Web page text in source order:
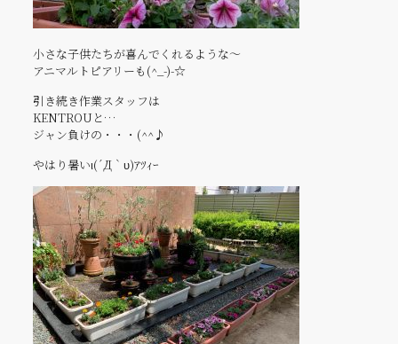
小さな子供たちが喜んでくれるような～
アニマルトピアリーも(^_-)-☆
引き続き作業スタッフは
KENTROUと…
ジャン負けの・・・(^^♪
やはり暑いι(´Д｀υ)ｱﾂｨｰ